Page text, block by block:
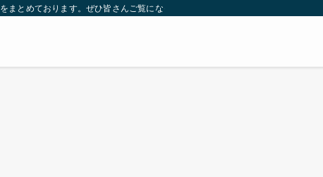
とめております。ぜひ皆さんご覧になっていってください。